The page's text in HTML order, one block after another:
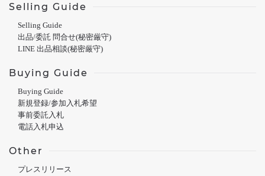
Selling Guide
Selling Guide
出品/委託 問合せ(秘密厳守)
LINE 出品相談(秘密厳守)
Buying Guide
Buying Guide
新規登録/参加入札希望
事前委託入札
電話入札申込
Other
プレスリリース